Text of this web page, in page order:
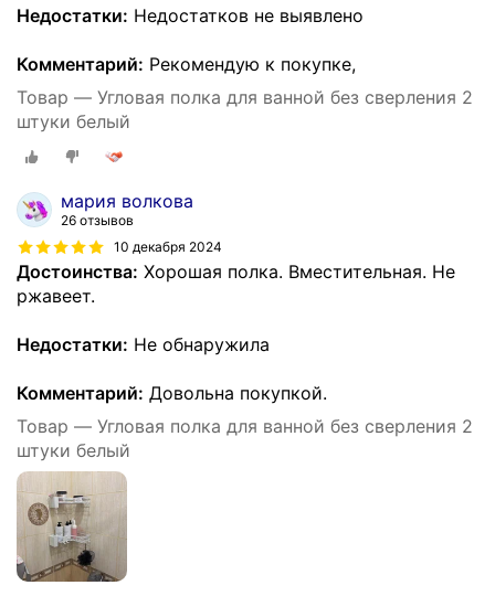
Недостатки: Недостатков не выявлено
Комментарий: Рекомендую к покупке,
Товар — Угловая полка для ванной без сверления 2
штуки белый
мария волкова
26 отзывов
10 декабря 2024
Достоинства: Хорошая полка. Вместительная. Не
ржавеет.
Недостатки: Не обнаружила
Комментарий: Довольна покупкой.
Товар — Угловая полка для ванной без сверления 2
штуки белый